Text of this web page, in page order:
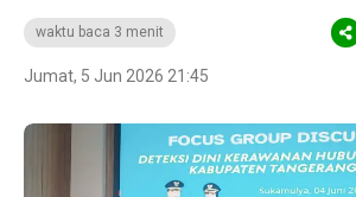
waktu baca 3 menit
Jumat, 5 Jun 2026 21:45